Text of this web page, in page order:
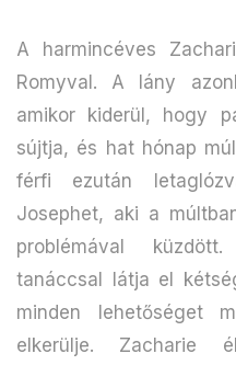
A harmincéves
Romyval. A lány
amikor kiderül, hogy
sújtja, és hat hónap
férfi ezután
Josephet, aki a
problémával
tanáccsal látja el
minden lehetőséget
elkerülje. Zacharie